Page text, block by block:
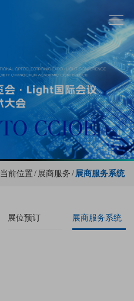
当前位置 / 展商服务 / 展商服务系统
展位预订 展商服务系统